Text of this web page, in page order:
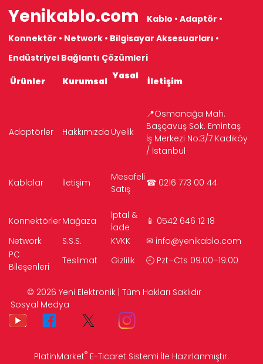
Yenikablo.com
Kablo • Adaptör •
Konnektör • Network • Bilgisayar Aksesuarları •
Endüstriyel Bağlantı Çözümleri
Ürünler
Kurumsal Yasal İletişim
Adaptörler Hakkımızda Üyelik
📍Osmanağa Mah.
Başçavuş Sok. Emintaş
İş Merkezi No:3/7 Kadıköy
/ İstanbul
Kablolar İletişim
Mesafeli
Satış
☎ 0216 773 00 44
KonnektörlerMağaza
İptal &
İade
📱 0542 646 12 18
Network
S.S.S. KVKK ✉ info@yenikablo.com
PC
Bileşenleri
Teslimat Gizlilik 🕘 Pzt–Cts 09:00–19:00
© 2026 Yeni Elektronik | Tüm Hakları Saklıdır
Sosyal Medya
PlatinMarket® E-Ticaret Sistemi İle Hazırlanmıştır.